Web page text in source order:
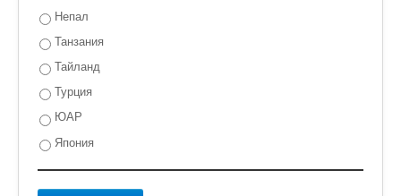
Непал
Танзания
Тайланд
Турция
ЮАР
Япония